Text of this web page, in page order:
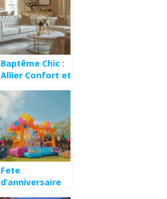
exceptionnel
Baptême Chic :
Allier Confort et
Toute
Simplicité pour
les Petits
Princes
Fete
d’anniversaire